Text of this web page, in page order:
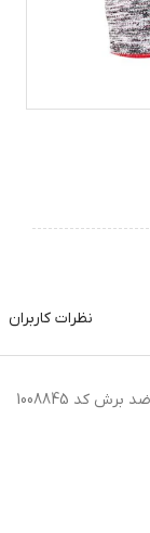
نظرات کاربران
خرید اینترنتی دستکش ایمنی دستکش گیلان مدل ضد برش کد 1008845